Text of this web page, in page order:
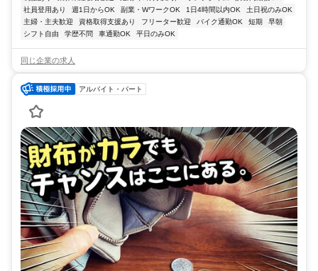
社員登用あり
週1日からOK 副業・WワークOK 1日4時間以内OK
土日祝のみOK
主婦・主夫歓迎
資格取得支援あり フリーター歓迎 バイク通勤OK 短期
早朝
シフト自由
学歴不問 車通勤OK 平日のみOK
同じ企業の求人
アルバイト・パート